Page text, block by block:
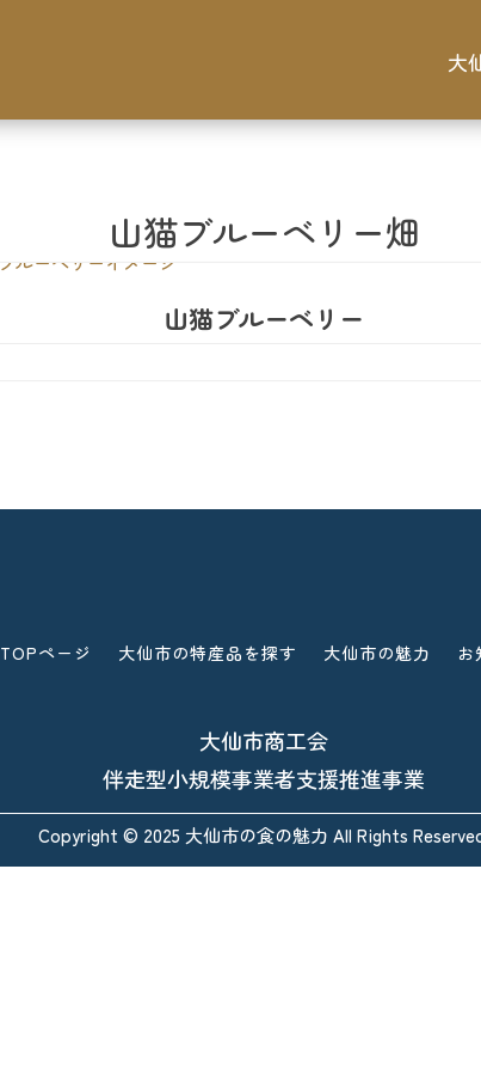
大
山猫ブルーベリー畑
山猫ブルーベリー
TOPページ 大仙市の特産品を探す 大仙市の魅力 お
大仙市商工会
伴走型小規模事業者支援推進事業
Copyright © 2025 大仙市の食の魅力 All Rights